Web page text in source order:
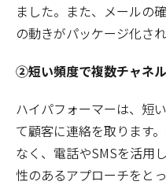
ました。また、メールの
の動きがパッケージ化さ
②短い頻度で複数チャネ
ハイパフォーマーは、短
て顧客に連絡を取ります
なく、電話やSMSを活用
性のあるアプローチをとっ